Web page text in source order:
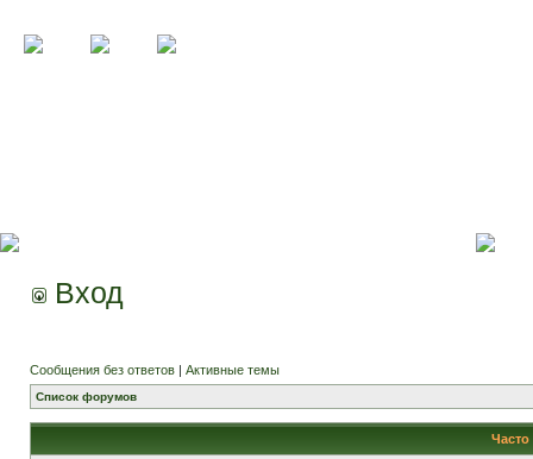
Вход
Сообщения без ответов | Активные темы
Список форумов